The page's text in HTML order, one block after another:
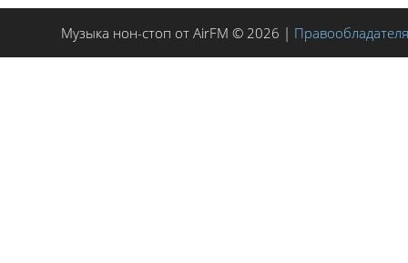
Музыка нон-стоп от AirFM © 2026 |